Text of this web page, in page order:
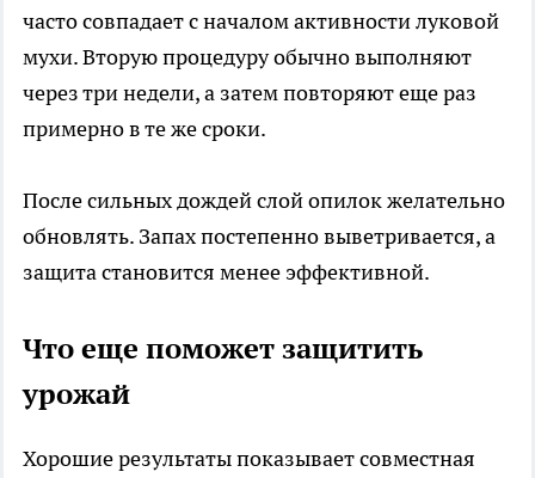
часто совпадает с началом активности луковой
мухи. Вторую процедуру обычно выполняют
через три недели, а затем повторяют еще раз
примерно в те же сроки.
После сильных дождей слой опилок желательно
обновлять. Запах постепенно выветривается, а
защита становится менее эффективной.
Что еще поможет защитить
урожай
Хорошие результаты показывает совместная